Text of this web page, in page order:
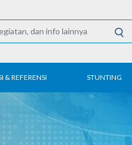
& REFERENSI STUNTING